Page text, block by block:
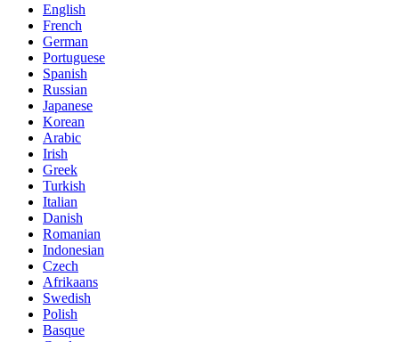
English
French
German
Portuguese
Spanish
Russian
Japanese
Korean
Arabic
Irish
Greek
Turkish
Italian
Danish
Romanian
Indonesian
Czech
Afrikaans
Swedish
Polish
Basque